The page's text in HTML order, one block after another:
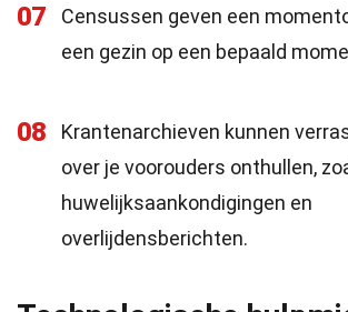
07
Censussen geven een
een gezin op een bepaald
08
Krantenarchieven kunnen
over je voorouders onthullen,
huwelijksaankondigingen en
overlijdensberichten.